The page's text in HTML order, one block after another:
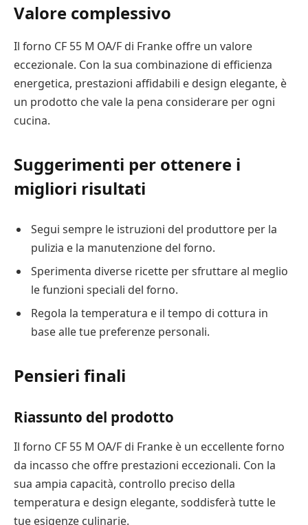
Valore complessivo
Il forno CF 55 M OA/F di Franke offre un valore
eccezionale. Con la sua combinazione di efficienza
energetica, prestazioni affidabili e design elegante, è
un prodotto che vale la pena considerare per ogni
cucina.
Suggerimenti per ottenere i
migliori risultati
Segui sempre le istruzioni del produttore per la
pulizia e la manutenzione del forno.
Sperimenta diverse ricette per sfruttare al meglio
le funzioni speciali del forno.
Regola la temperatura e il tempo di cottura in
base alle tue preferenze personali.
Pensieri finali
Riassunto del prodotto
Il forno CF 55 M OA/F di Franke è un eccellente forno
da incasso che offre prestazioni eccezionali. Con la
sua ampia capacità, controllo preciso della
temperatura e design elegante, soddisferà tutte le
tue esigenze culinarie.